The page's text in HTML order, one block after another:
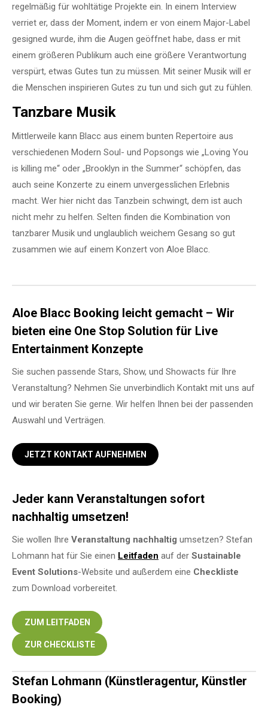
regelmäßig für wohltätige Projekte ein. In einem Interview
verriet er, dass der Moment, indem er von einem Major-Label
gesigned wurde, ihm die Augen geöffnet habe, dass er mit
einem größeren Publikum auch eine größere Verantwortung
verspürt, etwas Gutes tun zu müssen. Mit seiner Musik will er
die Menschen inspirieren Gutes zu tun und sich gut zu fühlen.
Tanzbare Musik
Mittlerweile kann Blacc aus einem bunten Repertoire aus
verschiedenen Modern Soul- und Popsongs wie „Loving You
is killing me“ oder „Brooklyn in the Summer“ schöpfen, das
auch seine Konzerte zu einem unvergesslichen Erlebnis
macht. Wer hier nicht das Tanzbein schwingt, dem ist auch
nicht mehr zu helfen. Selten finden die Kombination von
tanzbarer Musik und unglaublich weichem Gesang so gut
zusammen wie auf einem Konzert von Aloe Blacc.
Aloe Blacc Booking leicht gemacht – Wir
bieten eine One Stop Solution für Live
Entertainment Konzepte
Sie suchen passende Stars, Show, und Showacts für Ihre
Veranstaltung? Nehmen Sie unverbindlich Kontakt mit uns auf
und wir beraten Sie gerne. Wir helfen Ihnen bei der passenden
Auswahl und Verträgen.
JETZT KONTAKT AUFNEHMEN
Jeder kann Veranstaltungen sofort
nachhaltig umsetzen!
Sie wollen Ihre Veranstaltung nachhaltig umsetzen? Stefan
Lohmann hat für Sie einen Leitfaden auf der Sustainable
Event Solutions-Website und außerdem eine Checkliste
zum Download vorbereitet.
ZUM LEITFADEN
ZUR CHECKLISTE
Stefan Lohmann (Künstleragentur, Künstler
Booking)